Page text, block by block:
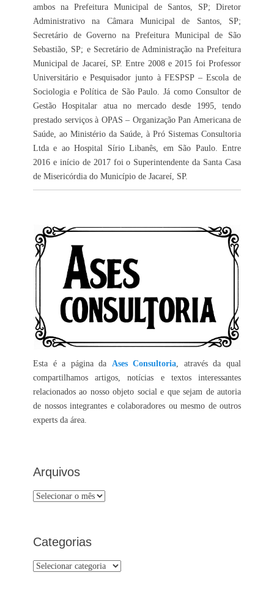
ambos na Prefeitura Municipal de Santos, SP; Diretor
Administrativo na Câmara Municipal de Santos, SP;
Secretário de Governo na Prefeitura Municipal de São
Sebastião, SP; e Secretário de Administração na Prefeitura
Municipal de Jacareí, SP. Entre 2008 e 2015 foi Professor
Universitário e Pesquisador junto à FESPSP – Escola de
Sociologia e Política de São Paulo. Já como Consultor de
Gestão Hospitalar atua no mercado desde 1995, tendo
prestado serviços à OPAS – Organização Pan Americana de
Saúde, ao Ministério da Saúde, à Pró Sistemas Consultoria
Ltda e ao Hospital Sírio Libanês, em São Paulo. Entre
2016 e início de 2017 foi o Superintendente da Santa Casa
de Misericórdia do Município de Jacareí, SP.
Esta é a página da Ases Consultoria , através da qual
compartilhamos artigos, notícias e textos interessantes
relacionados ao nosso objeto social e que sejam de autoria
de nossos integrantes e colaboradores ou mesmo de outros
experts da área.
Arquivos
Arquivos
Categorias
Categorias